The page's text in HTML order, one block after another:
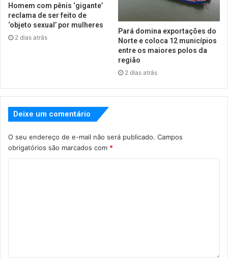
Homem com pênis ‘gigante’
reclama de ser feito de
‘objeto sexual’ por mulheres
2 dias atrás
Pará domina exportações do
Norte e coloca 12 municípios
entre os maiores polos da
região
2 dias atrás
Deixe um comentário
O seu endereço de e-mail não será publicado. Campos
obrigatórios são marcados com *